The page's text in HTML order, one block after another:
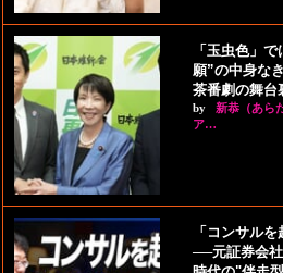
「玉虫色」
願”の中身な
茶番劇の舞台
by
新恭（あら
ア…
「コンサル
──元証券会